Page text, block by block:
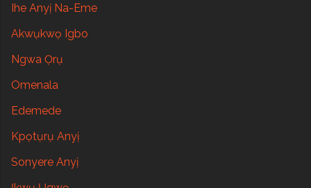
Ihe Anyị Na-Eme
Akwụkwọ Igbo
Ngwa Ọrụ
Omenala
Edemede
Kpọtụrụ Anyị
Sonyere Anyị